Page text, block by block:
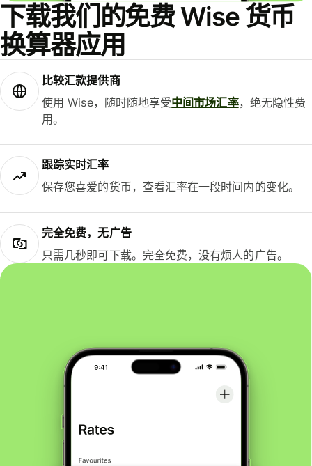
下载我们的免费 Wise 货币
换算器应用
比较汇款提供商
使用 Wise，随时随地享受中间市场汇率，绝无隐性费
用。
跟踪实时汇率
保存您喜爱的货币，查看汇率在一段时间内的变化。
完全免费，无广告
只需几秒即可下载。完全免费，没有烦人的广告。